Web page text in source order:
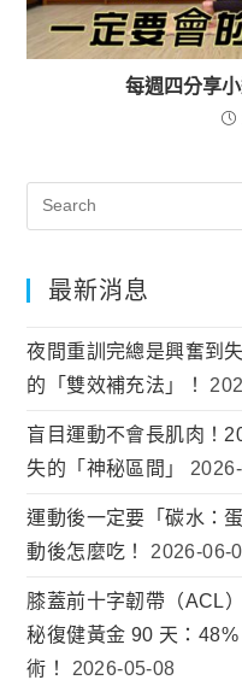
每週四分享
最新消息
夜間重訓完總是興奮到
的「雙效補充法」！
盲目運動不會長肌肉！
失的「神秘區間」
運動後一定要「碳水：
動後怎麼吃！
2026-06-
膝蓋前十字韌帶（ACL
秘復健黃金 90 天：
術！
2026-05-08